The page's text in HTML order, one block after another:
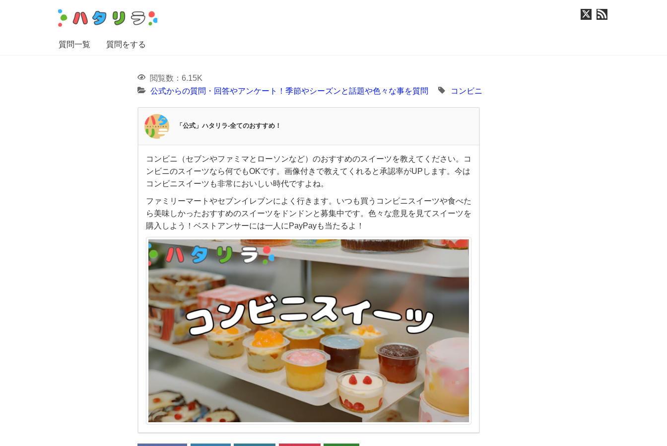
質問一覧 質問をする
閲覧数：6.15K
公式からの質問・回答やアンケート！季節やシーズンと話題や色々な事を質問
コンビニ
「公式」ハタリラ-全てのおすすめ！
コ
ン
ビ
ニ
（セ
ブ
ン
や
フ
ァ
ミ
マ
コンビニ（セブンやファミマとローソンなど）のおすすめのスイーツを教えてください。コ
ンビニのスイーツなら何でもOKです。画像付きで教えてくれると承認率がUPします。今は
コンビニスイーツも非常においしい時代ですよね。
ファミリーマートやセブンイレブンによく行きます。いつも買うコンビニスイーツや食べた
ら美味しかったおすすめのスイーツをドンドンと募集中です。色々な意見を見てスイーツを
購入しよう！ベストアンサーには一人にPayPayも当たるよ！